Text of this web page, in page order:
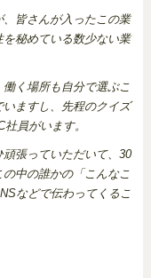
皆さんが入ったこの業
秘めている数少ない業
く場所も自分で選ぶこ
ますし、先程のクイズ
員がいます。
張っていただいて、30
中の誰かの「こんなこ
などで伝わってくるこ